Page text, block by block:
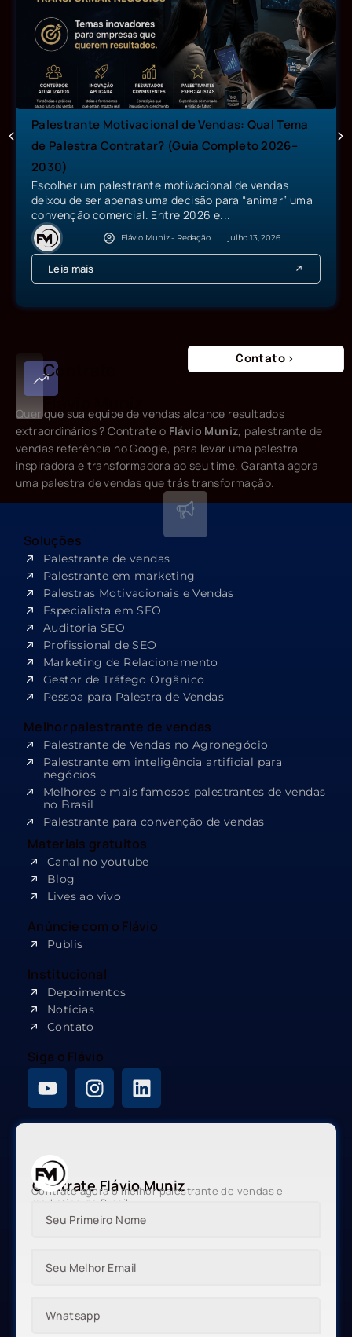
Palestrante Motivacional de Vendas: Qual Tema
de Palestra Contratar? (Guia Completo 2026–
2030)
Escolher um palestrante motivacional de vendas
deixou de ser apenas uma decisão para “animar” uma
convenção comercial. Entre 2026 e...
Flávio Muniz - Redação julho 13, 2026
Leia mais
Contrate
Flávio Muniz
Contato
Quer que sua equipe de vendas alcance resultados
extraordinários ? Contrate o Flávio Muniz, palestrante de
vendas referência no Google, para levar uma palestra
inspiradora e transformadora ao seu time. Garanta agora
uma palestra de vendas que trás transformação.
Soluções
Palestrante de vendas
Palestrante em marketing
Palestras Motivacionais e Vendas
Especialista em SEO​
Auditoria SEO
Profissional de SEO
Marketing de Relacionamento
Gestor de Tráfego Orgânico
Pessoa para Palestra de Vendas
Melhor palestrante de vendas
Palestrante de Vendas no Agronegócio
Palestrante em inteligência artificial para
negócios
Melhores e mais famosos palestrantes de vendas
no Brasil
Palestrante para convenção de vendas
Materiais gratuitos
Canal no youtube
Blog
Lives ao vivo
Anúncie com o Flávio
Publis
Institucional
Depoimentos
Notícias
Contato
Siga o Flávio
Contrate Flávio Muniz
Contrate agora o melhor palestrante de vendas e
marketing do Brasil